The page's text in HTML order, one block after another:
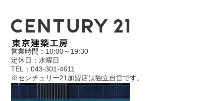
営業時間：10:00～19:30
定休日：水曜日
TEL：043-301-4611
※センチュリー21加盟店は独立自営です。